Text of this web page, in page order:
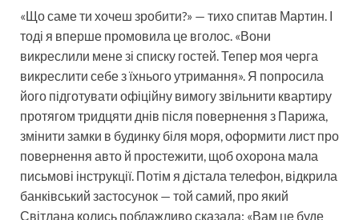
«Що саме ти хочеш зробити?» — тихо спитав Мартин. І
тоді я вперше промовила це вголос. «Вони
викреслили мене зі списку гостей. Тепер моя черга
викреслити себе з їхнього утримання». Я попросила
його підготувати офіційну вимогу звільнити квартиру
протягом тридцяти днів після повернення з Парижа,
змінити замки в будинку біля моря, оформити лист про
повернення авто й простежити, щоб охорона мала
письмові інструкції. Потім я дістала телефон, відкрила
банківський застосунок — той самий, про який
Світлана колись поблажливо сказала: «Вам це буде